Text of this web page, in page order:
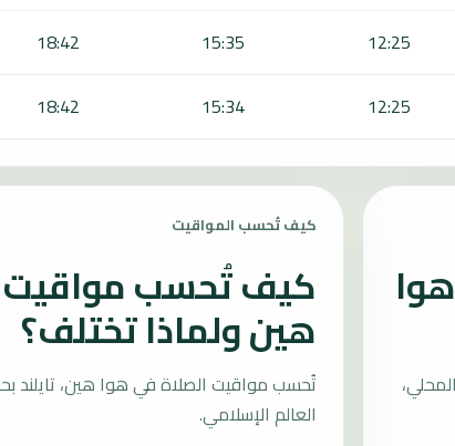
12:25
15:35
18:42
12:25
15:34
18:42
كيف تُحسب المواقيت
كيف تُحسب مواقيت
هين ولماذا تختلف؟
العالم الإسلامي.